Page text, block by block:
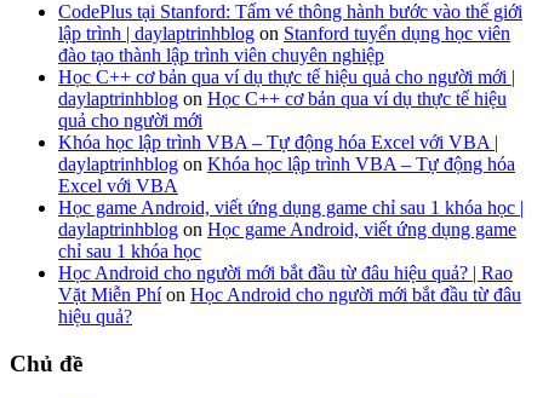
CodePlus tại Stanford: Tấm vé thông hành bước vào thế giới
lập trình | daylaptrinhblog on Stanford tuyển dụng học viên
đào tạo thành lập trình viên chuyên nghiệp
Học C++ cơ bản qua ví dụ thực tế hiệu quả cho người mới |
daylaptrinhblog on Học C++ cơ bản qua ví dụ thực tế hiệu
quả cho người mới
Khóa học lập trình VBA – Tự động hóa Excel với VBA |
daylaptrinhblog on Khóa học lập trình VBA – Tự động hóa
Excel với VBA
Học game Android, viết ứng dụng game chỉ sau 1 khóa học |
daylaptrinhblog on Học game Android, viết ứng dụng game
chỉ sau 1 khóa học
Học Android cho người mới bắt đầu từ đâu hiệu quả? | Rao
Vặt Miễn Phíon Học Android cho người mới bắt đầu từ đâu
hiệu quả?
Chủ đề